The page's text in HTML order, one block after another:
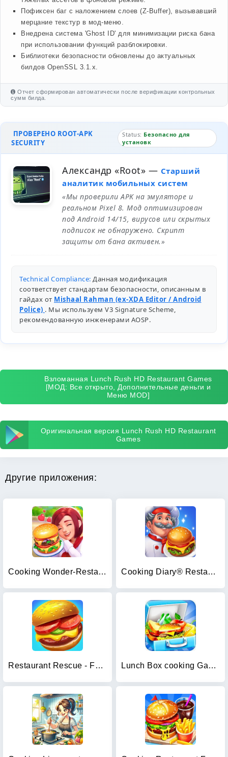
Пофиксен баг с наложением слоев (Z-Buffer), вызывавший
мерцание текстур в мод-меню.
Внедрена система 'Ghost ID' для минимизации риска бана
при использовании функций разблокировки.
Библиотеки безопасности обновлены до актуальных
билдов OpenSSL 3.1.x.
Отчет сформирован автоматически после верификации контрольных
сумм билда.
ПРОВЕРЕНО ROOT-APK
SECURITY
Status: Безопасно для
установк
Александр «Root» — Старший
аналитик мобильных систем
«Мы проверили APK на эмуляторе и
реальном Pixel 8. Мод оптимизирован
под Android 14/15, вирусов или скрытых
подписок не обнаружено. Скрипт
защиты от бана активен.»
Technical Compliance: Данная модификация
соответствует стандартам безопасности, описанным в
гайдах от Mishaal Rahman (ex-XDA Editor / Android
Police) . Мы используем V3 Signature Scheme,
рекомендованную инженерами AOSP.
Взломанная Lunch Rush HD Restaurant Games
[МОД: Все открыто, Дополнительные деньги и
Меню MOD]
Оригинальная версия Lunch Rush HD Restaurant
Games
Другие приложения:
Cooking Wonder-Restaurant Game Cooking Diary® Restaurant Game
Restaurant Rescue - Food Games Lunch Box cooking Games 2023